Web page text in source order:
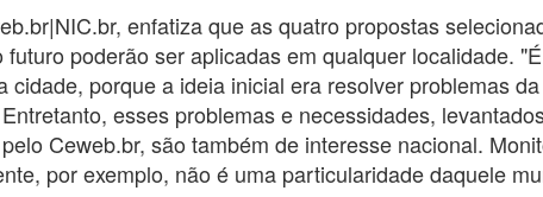
enfatiza que as quatro propostas
poderão ser aplicadas em qualquer localidade.
cidade, porque a ideia inicial era resolver problemas
esses problemas e necessidades,
Ceweb.br, são também de interesse nacional.
por exemplo, não é uma particularidade daquele